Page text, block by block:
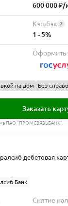
600 000 ₽/
Кэшбэк ?
1 - 5%
Оформить
на дом Без
Заказать
ПАО "ПРОМСВЯЗЬБАНК".
дебетовая
Банк
Снятие